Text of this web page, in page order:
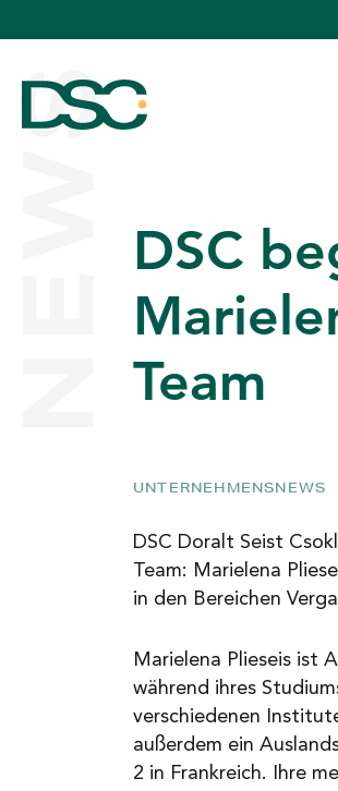
ÜBER UNS
EXPERTISE
TEAM
NEWS
KONTAKT
NEWS DSC
Team
UNTERNEHMENSNEWS
DSC Doralt Seist
Team: Marielena
in den Bereichen
Marielena Plieseis ist
während ihres
verschiedenen
außerdem ein
2 in Frankreich. Ihre